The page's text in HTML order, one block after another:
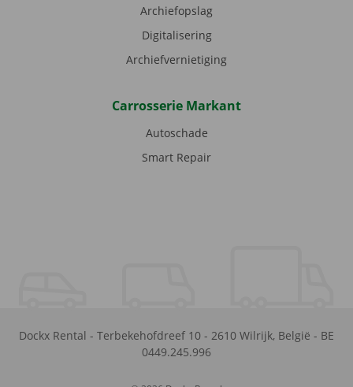
Archiefopslag
Digitalisering
Archiefvernietiging
Carrosserie Markant
Autoschade
Smart Repair
Dockx Rental - Terbekehofdreef 10 - 2610 Wilrijk, België - BE
0449.245.996